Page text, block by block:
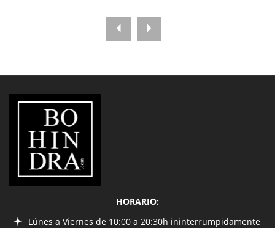
LIBRERÍA
BOHINDRA
HORARIO:
Lúnes a Viernes de 10:00 a 20:30h ininterrumpidamente